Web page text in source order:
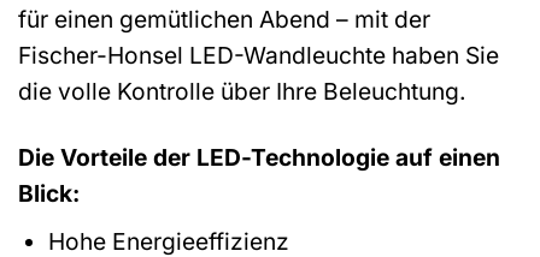
für einen gemütlichen Abend – mit der
Fischer-Honsel LED-Wandleuchte haben Sie
die volle Kontrolle über Ihre Beleuchtung.
Die Vorteile der LED-Technologie auf einen
Blick:
Hohe Energieeffizienz